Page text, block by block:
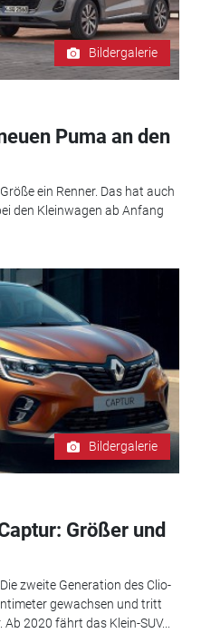
Bildergalerie
Puma an den
ein Renner. Das hat auch
den Kleinwagen ab Anfang
Bildergalerie
Größer und
zweite Generation des Clio-
gewachsen und tritt
2020 fährt das Klein-SUV...